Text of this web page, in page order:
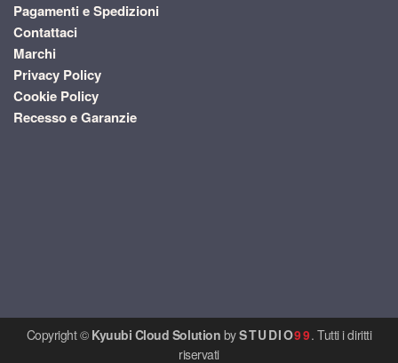
Pagamenti e Spedizioni
Contattaci
Marchi
Privacy Policy
Cookie Policy
Recesso e Garanzie
Copyright © Kyuubi Cloud Solution bySTUDIO99. Tutti i diritti
riservati